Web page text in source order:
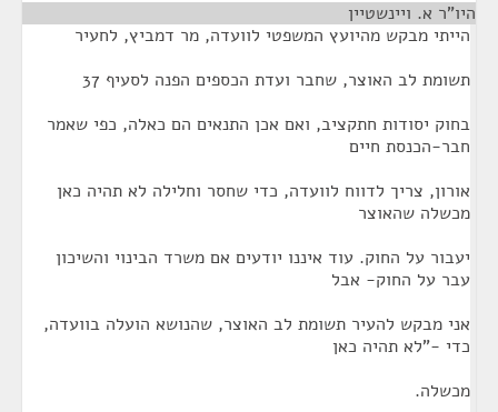
היו"ר א. ויינשטיין
הייתי מבקש מהיועץ המשפטי לוועדה, מר דמביץ, לחעיר
תשומת לב האוצר, שחבר ועדת הכספים הפנה לסעיף 37
בחוק יסודות חתקציב, ואם אכן התנאים הם כאלה, כפי שאמר
חבר-הכנסת חיים
אורון, צריך לדווח לוועדה, כדי שחסר וחלילה לא תהיה כאן
מכשלה שהאוצר
יעבור על החוק. עוד איננו יודעים אם משרד הבינוי והשיכון
עבר על החוק- אבל
אני מבקש להעיר תשומת לב האוצר, שהנושא הועלה בוועדה,
כדי -"לא תהיה כאן
מכשלה.